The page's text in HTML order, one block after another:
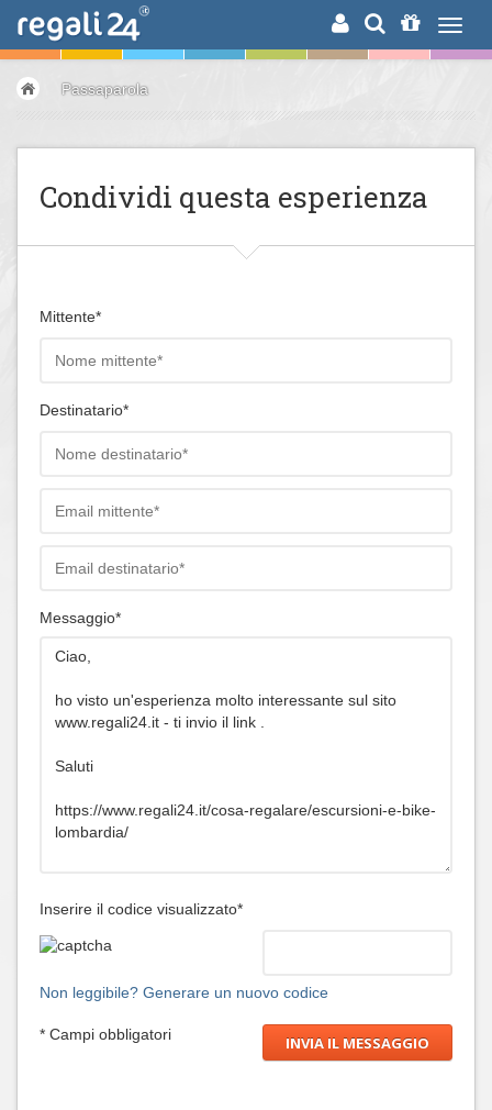
RICERCA
Passaparola
Condividi questa esperienza
Mittente*
Destinatario*
Messaggio*
Inserire il codice visualizzato*
Non leggibile? Generare un nuovo codice
* Campi obbligatori